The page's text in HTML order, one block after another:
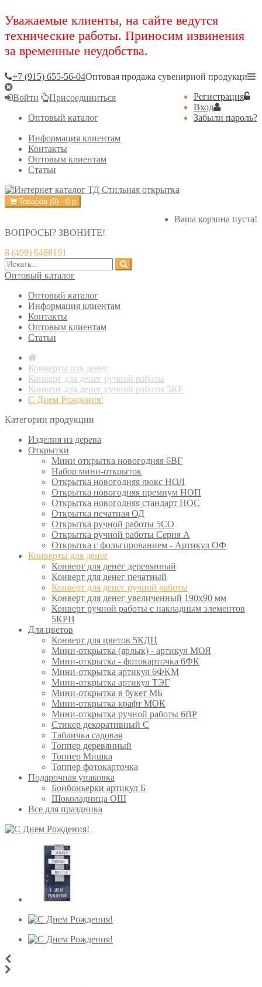
Уважаемые клиенты, на сайте ведутся
технические работы. Приносим извинения
за временные неудобства.
+7 (915) 655-56-04Оптовая продажа сувенирной продукци
Регистрация
Вход
Забыли пароль?
Войти
Присоединиться
Оптовый каталог
Информация клиентам
Контакты
Оптовым клиентам
Статьи
Товаров (0) - 0 р
Ваша корзина пуста!
ВОПРОСЫ? ЗВОНИТЕ!
8 (499) 6488191
Оптовый каталог
Оптовый каталог
Информация клиентам
Контакты
Оптовым клиентам
Статьи
Конверты для денег
Конверт для денег ручной работы
Конверт для денег ручной работы 5КР
С Днем Рождения!
Категории продукции
Изделия из дерева
Открытки
Мини открытка новогодняя 6ВГ
Набор мини-открыток
Открытка новогодняя люкс НОЛ
Открытка новогодняя премиум НОП
Открытка новогодняя стандарт НОС
Открытка печатная ОД
Открытка ручной работы 5СО
Открытка ручной работы Серия А
Открытка с фольгированием - Артикул ОФ
Конверты для денег
Конверт для денег деревянный
Конверт для денег печатный
Конверт для денег ручной работы
Конверт для денег увеличенный 190х90 мм
Конверт ручной работы с накладным элементов
5КРН
Для цветов
Конверт для цветов 5КДЦ
Мини-открытка (ярлык) - артикул МОЯ
Мини-открытка - фотокарточка 6ФК
Мини-открытка артикул 6ФКМ
Мини-открытка артикул ТЭГ
Мини-открытка в букет МБ
Мини-открытка крафт МОК
Мини-открытка ручной работы 6ВР
Стикер декоративный С
Табличка садовая
Топпер деревянный
Топпер Мишка
Топпер фотокарточка
Подарочная упаковка
Бонбоньерки артикул Б
Шоколадница ОШ
Все для праздника